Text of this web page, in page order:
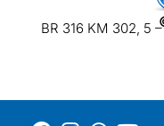
BR 316 KM 302, 5